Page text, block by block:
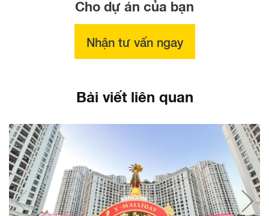
Cho dự án của bạn
Nhận tư vấn ngay
Bài viết liên quan